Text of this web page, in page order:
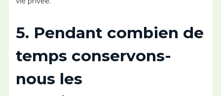
5. Pendant combien de
temps conservons-
nous les